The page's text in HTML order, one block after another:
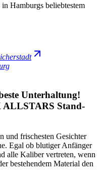
Hamburgs beliebtestem
Unterhaltung!
ALLSTARS Stand-
und frischesten Gesichter
Egal ob blutiger Anfänger
alle Kaliber vertreten, wenn
bestehendem Material den